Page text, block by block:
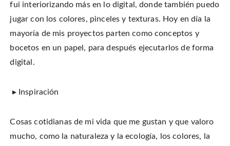
fui interiorizando más en lo digital, donde también puedo
jugar con los colores, pinceles y texturas. Hoy en día la
mayoría de mis proyectos parten como conceptos y
bocetos en un papel, para después ejecutarlos de forma
digital.
▸ Inspiración
Cosas cotidianas de mi vida que me gustan y que valoro
mucho, como la naturaleza y la ecología, los colores, la